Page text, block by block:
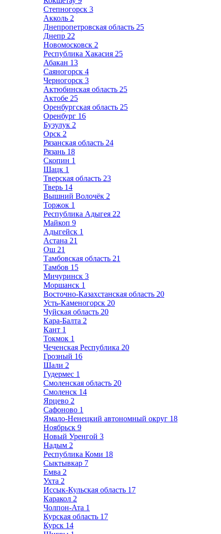
Степногорск 3
Акколь 2
Днепропетровская область 25
Днепр 22
Новомосковск 2
Республика Хакасия 25
Абакан 13
Саяногорск 4
Черногорск 3
Актюбинская область 25
Актобе 25
Оренбургская область 25
Оренбург 16
Бузулук 2
Орск 2
Рязанская область 24
Рязань 18
Скопин 1
Шацк 1
Тверская область 23
Тверь 14
Вышний Волочёк 2
Торжок 1
Республика Адыгея 22
Майкоп 9
Адыгейск 1
Астана 21
Ош 21
Тамбовская область 21
Тамбов 15
Мичуринск 3
Моршанск 1
Восточно-Казахстанская область 20
Усть-Каменогорск 20
Чуйская область 20
Кара-Балта 2
Кант 1
Токмок 1
Чеченская Республика 20
Грозный 16
Шали 2
Гудермес 1
Смоленская область 20
Смоленск 14
Ярцево 2
Сафоново 1
Ямало-Ненецкий автономный округ 18
Ноябрьск 9
Новый Уренгой 3
Надым 2
Республика Коми 18
Сыктывкар 7
Емва 2
Ухта 2
Иссык-Кульская область 17
Каракол 2
Чолпон-Ата 1
Курская область 17
Курск 14